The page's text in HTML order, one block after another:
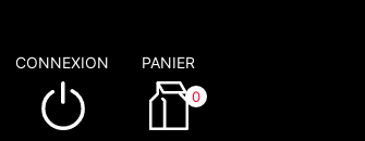
CONNEXION PANIER
0